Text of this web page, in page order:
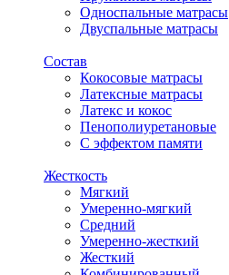
Односпальные матрасы
Двуспальные матрасы
Состав
Кокосовые матрасы
Латексные матрасы
Латекс и кокос
Пенополиуретановые
С эффектом памяти
Жесткость
Мягкий
Умеренно-мягкий
Средний
Умеренно-жесткий
Жесткий